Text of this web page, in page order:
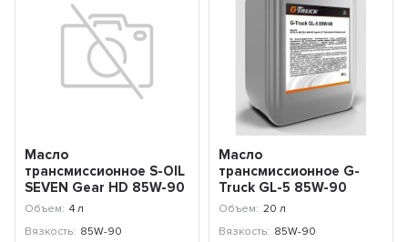
Масло
трансмиссионное S-OIL
SEVEN Gear HD 85W-90
GL-5 (4л) E107793
Объем: 4 л
Вязкость: 85W-90
Масло
трансмиссионное G-
Truck GL-5 85W-90
(20л) 253640026
Объем: 20 л
Вязкость: 85W-90